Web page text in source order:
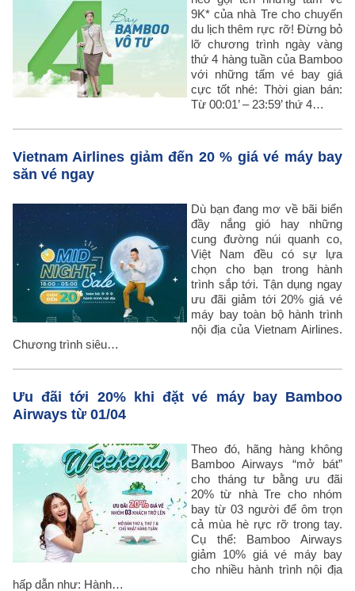
9K* của nhà Tre cho chuyến
du lịch thêm rực rỡ! Đừng bỏ
lỡ chương trình ngày vàng
thứ 4 hàng tuần của Bamboo
với những tấm vé bay giá
cực tốt nhé: Thời gian bán:
Từ 00:01’ – 23:59’ thứ 4…
Vietnam Airlines giảm đến 20 % giá vé máy bay
săn vé ngay
Dù bạn đang mơ về bãi biển
đầy nắng gió hay những
cung đường núi quanh co,
Việt Nam đều có sự lựa
chọn cho bạn trong hành
trình sắp tới. Tận dụng ngay
ưu đãi giảm tới 20% giá vé
máy bay toàn bộ hành trình
nội địa của Vietnam Airlines.
Chương trình siêu…
Ưu đãi tới 20% khi đặt vé máy bay Bamboo
Airways từ 01/04
Theo đó, hãng hàng không
Bamboo Airways “mở bát”
cho tháng tư bằng ưu đãi
20% từ nhà Tre cho nhóm
bay từ 03 người để ôm trọn
cả mùa hè rực rỡ trong tay.
Cụ thể: Bamboo Airways
giảm 10% giá vé máy bay
cho nhiều hành trình nội địa
hấp dẫn như: Hành…